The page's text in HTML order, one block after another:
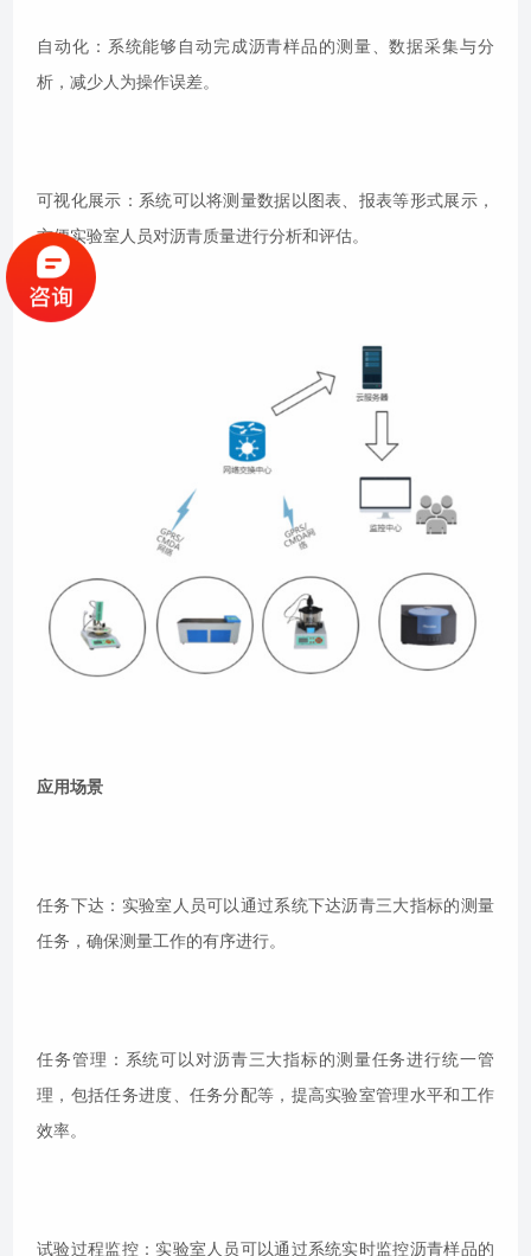
自动化：系统能够自动完成沥青样品的测量、数据采集与分
析，减少人为操作误差。
可视化展示：系统可以将测量数据以图表、报表等形式展示，
方便实验室人员对沥青质量进行分析和评估。
应用场景
任务下达：实验室人员可以通过系统下达沥青三大指标的测量
任务，确保测量工作的有序进行。
任务管理：系统可以对沥青三大指标的测量任务进行统一管
理，包括任务进度、任务分配等，提高实验室管理水平和工作
效率。
试验过程监控：实验室人员可以通过系统实时监控沥青样品的